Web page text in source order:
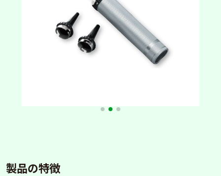
製品の特徴